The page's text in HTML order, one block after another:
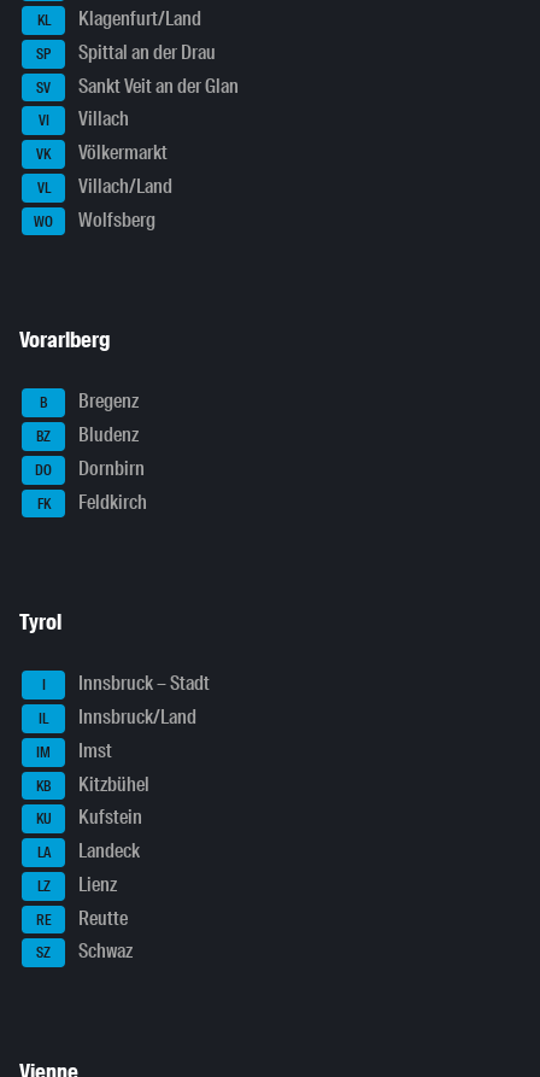
KL Klagenfurt/Land
SP Spittal an der Drau
SV Sankt Veit an der Glan
VI Villach
VK Völkermarkt
VL Villach/Land
WO Wolfsberg
Vorarlberg
B Bregenz
BZ Bludenz
DO Dornbirn
FK Feldkirch
Tyrol
I Innsbruck – Stadt
IL Innsbruck/Land
IM Imst
KB Kitzbühel
KU Kufstein
LA Landeck
LZ Lienz
RE Reutte
SZ Schwaz